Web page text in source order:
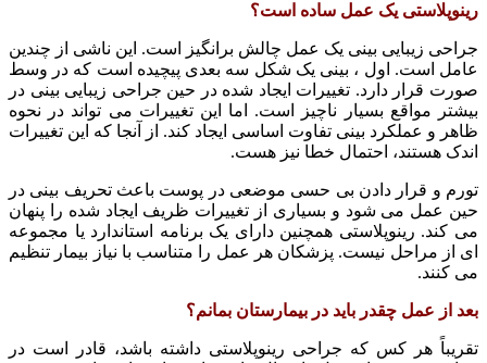
رینوپلاستی یک عمل ساده است؟
جراحی زیبایی بینی یک عمل چالش برانگیز است. این ناشی از چندین
عامل است. اول ، بینی یک شکل سه بعدی پیچیده است که در وسط
صورت قرار دارد. تغییرات ایجاد شده در حین جراحی زیبایی بینی در
بیشتر مواقع بسیار ناچیز است. اما این تغییرات می تواند در نحوه
ظاهر و عملکرد بینی تفاوت اساسی ایجاد کند. از آنجا که این تغییرات
اندک هستند، احتمال خطا نیز هست.
تورم و قرار دادن بی حسی موضعی در پوست باعث تحریف بینی در
حین عمل می شود و بسیاری از تغییرات ظریف ایجاد شده را پنهان
می کند. رینوپلاستی همچنین دارای یک برنامه استاندارد یا مجموعه
ای از مراحل نیست. پزشکان هر عمل را متناسب با نیاز بیمار تنظیم
می کنند.
بعد از عمل چقدر باید در بیمارستان بمانم؟
تقریباً هر کس که جراحی رینوپلاستی داشته باشد، قادر است در